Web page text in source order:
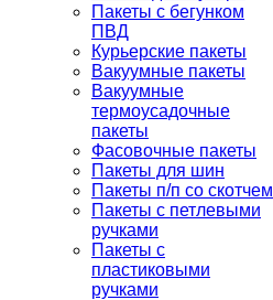
Пакеты с бегунком
ПВД
Курьерские пакеты
Вакуумные пакеты
Вакуумные
термоусадочные
пакеты
Фасовочные пакеты
Пакеты для шин
Пакеты п/п со скотчем
Пакеты с петлевыми
ручками
Пакеты с
пластиковыми
ручками